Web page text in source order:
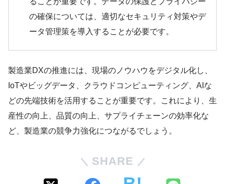
の確保については、適切なセキュリティ対策やデ
ータ管理策を導入することが必要です。
製造業DXの推進には、現場のノウハウをデジタル化し、
IoTやビッグデータ、クラウドコンピューティング、AIな
どの先端技術を活用することが重要です。これにより、生
産性の向上、品質の向上、サプライチェーンの効率化な
ど、製造業の競争力強化につながるでしょう。
SHARE